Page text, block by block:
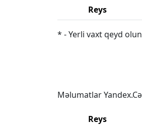
Reys
* - Yerli vaxt qeyd
Məlumatlar
Reys